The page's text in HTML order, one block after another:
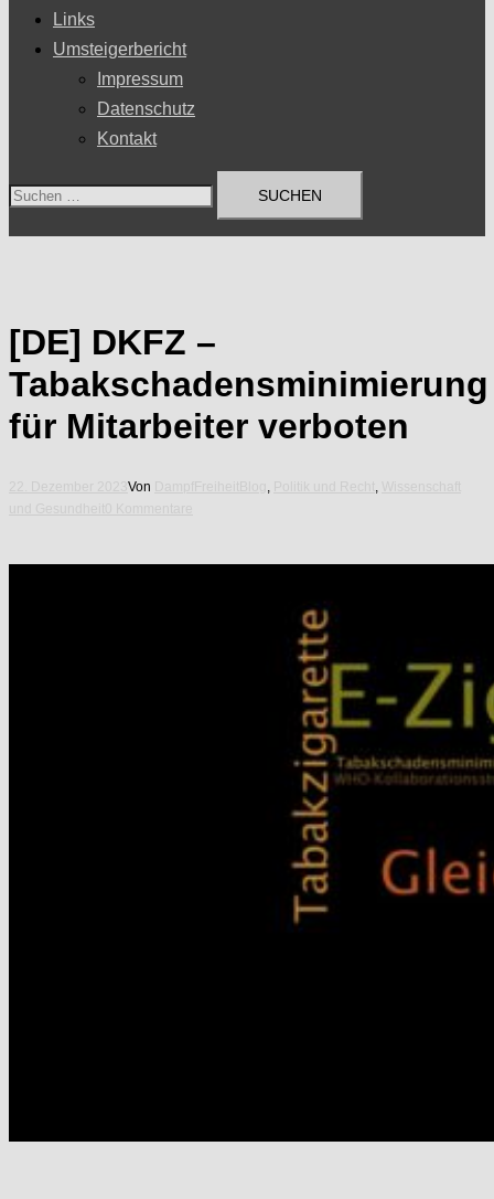
Links
Umsteigerbericht
Impressum
Datenschutz
Kontakt
Suchen
[DE] DKFZ –
Tabakschadensminimierung
für Mitarbeiter verboten
Von , ,